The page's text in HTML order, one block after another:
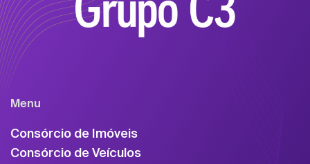
Menu
Consórcio de Imóveis
Consórcio de Veículos